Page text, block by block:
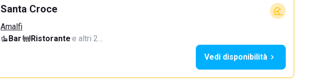
Santa Croce
Amalfi
Bar· Ristorante·e altri 2…
Vedi disponibilità